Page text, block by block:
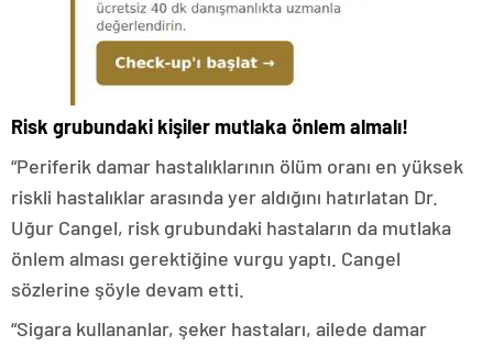
Risk grubundaki kişiler mutlaka önlem almalı!
“Periferik damar hastalıklarının ölüm oranı en yüksek
riskli hastalıklar arasında yer aldığını hatırlatan Dr.
Uğur Cangel, risk grubundaki hastaların da mutlaka
önlem alması gerektiğine vurgu yaptı. Cangel
sözlerine şöyle devam etti.
“Sigara kullananlar, şeker hastaları, ailede damar